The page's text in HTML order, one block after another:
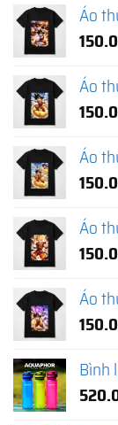
Áo
Áo
Áo
Áo
Áo
Bình